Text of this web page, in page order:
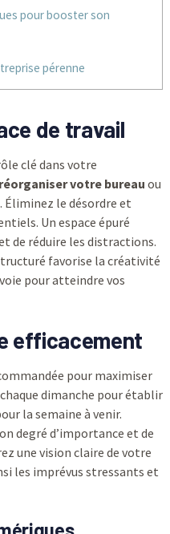
pour booster son
pérenne
de travail
clé dans votre
réorganiser votre bureau ou
Éliminez le désordre et
Un espace épuré
de réduire les distractions.
favorise la créativité
pour atteindre vos
efficacement
pour maximiser
dimanche pour établir
la semaine à venir.
degré d’importance et de
une vision claire de votre
les imprévus stressants et